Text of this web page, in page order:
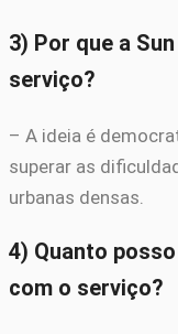
3) Por que a
serviço?
– A ideia é
superar as
urbanas densas.
4) Quanto
com o serviço?